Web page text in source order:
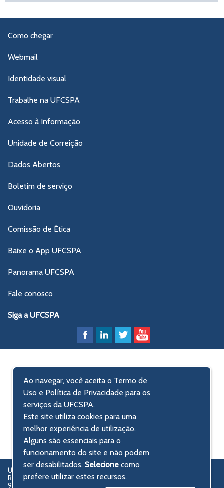
Como chegar
Webmail
Identidade visual
Trabalhe na UFCSPA
Acesso à Informação
Unidade de Correição
Dados Abertos
Boletim de serviço
Ouvidoria
Comissão de Ética
Baixe o App UFCSPA
Panorama UFCSPA
Fale conosco
Siga a UFCSPA
UFCSPA
Rua Sarmento Leite, 245 - Centro Histórico
90050-170 Porto Alegre, RS, Brasil
Ao navegar, você aceita o Termo de
Uso e Política de Privacidade para os
serviços da UFCSPA.
Este site utiliza cookies para uma
melhor experiência de utilização.
Alguns são essenciais para o
funcionamento do site e não podem
ser desabilitados.Selecionecomo
prefere utilizar estes recursos.